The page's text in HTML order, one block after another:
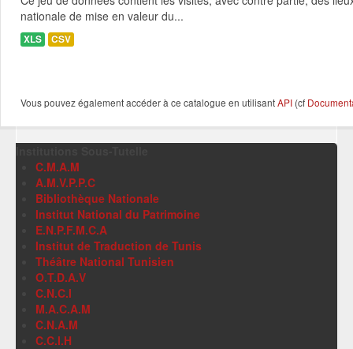
nationale de mise en valeur du...
XLS CSV
Vous pouvez également accéder à ce catalogue en utilisantAPI (cf
C.M.A.M
A.M.V.P.P.C
Bibliothèque Nationale
Institut National du Patrimoine
E.N.P.F.M.C.A
Institut de Traduction de Tunis
Théâtre National Tunisien
O.T.D.A.V
C.N.C.I
M.A.C.A.M
C.N.A.M
C.C.I.H